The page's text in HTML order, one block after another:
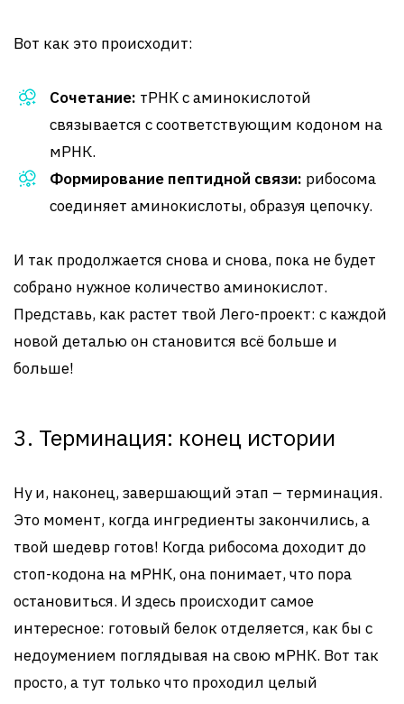
Вот как это происходит:
Сочетание: тРНК с аминокислотой
связывается с соответствующим кодоном на
мРНК.
Формирование пептидной связи: рибосома
соединяет аминокислоты, образуя цепочку.
И так продолжается снова и снова, пока не будет
собрано нужное количество аминокислот.
Представь, как растет твой Лего-проект: с каждой
новой деталью он становится всё больше и
больше!
3. Терминация: конец истории
Ну и, наконец, завершающий этап – терминация.
Это момент, когда ингредиенты закончились, а
твой шедевр готов! Когда рибосома доходит до
стоп-кодона на мРНК, она понимает, что пора
остановиться. И здесь происходит самое
интересное: готовый белок отделяется, как бы с
недоумением поглядывая на свою мРНК. Вот так
просто, а тут только что проходил целый